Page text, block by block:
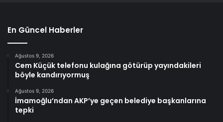
En Güncel Haberler
Ağustos 9, 2026
Cem Küçük telefonu kulağına götürüp yayındakileri
böyle kandırıyormuş
Ağustos 9, 2026
İmamoğlu’ndan AKP’ye geçen belediye başkanlarına
tepki